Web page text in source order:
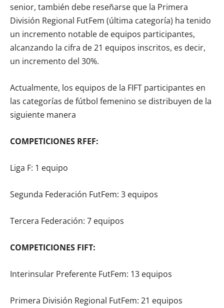
senior, también debe reseñarse que la Primera
División Regional FutFem (última categoría) ha tenido
un incremento notable de equipos participantes,
alcanzando la cifra de 21 equipos inscritos, es decir,
un incremento del 30%.
Actualmente, los equipos de la FIFT participantes en
las categorías de fútbol femenino se distribuyen de la
siguiente manera
COMPETICIONES RFEF:
Liga F: 1 equipo
Segunda Federación FutFem: 3 equipos
Tercera Federación: 7 equipos
COMPETICIONES FIFT:
Interinsular Preferente FutFem: 13 equipos
Primera División Regional FutFem: 21 equipos